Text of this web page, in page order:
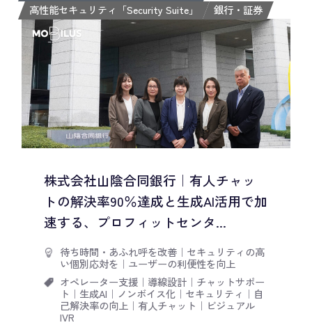
高性能セキュリティ「Security Suite」
銀行・証券
株式会社山陰合同銀行｜有人チャッ
トの解決率90％達成と生成AI活用で加
速する、プロフィットセンタ...
待ち時間・あふれ呼を改善｜ セキュリティの高
い個別応対を ｜ ユーザーの利便性を向上
オペレーター支援｜ 導線設計｜ チャットサポー
ト ｜ 生成AI ｜ ノンボイス化｜ セキュリティ ｜ 自
己解決率の向上 ｜ 有人チャット ｜ ビジュアル
IVR